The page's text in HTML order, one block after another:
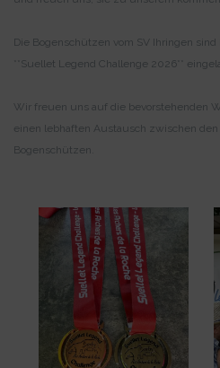
Die Bogenschützen vom SV Ihringen
**Suellet Legend Challenge 2026**
Wir freuen uns auf die bevorstehenden
einen lebhaften Austausch zwischen
Bogenschützen.